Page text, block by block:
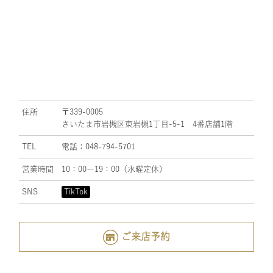
住所
〒339-0005
さいたま市岩槻区東岩槻1丁目-5-1 4番店舗1階
TEL 電話：048-794-5701
営業時間 10：00ー19：00（水曜定休）
SNS TikTok
ご来店予約